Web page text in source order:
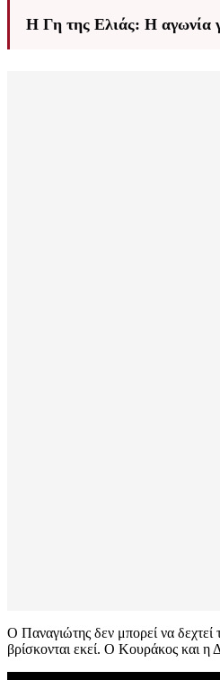
Η Γη της Ελιάς: Η αγωνία
Ο Παναγιώτης δεν μπορεί να δεχτεί
βρίσκονται εκεί. Ο Κουράκος και η